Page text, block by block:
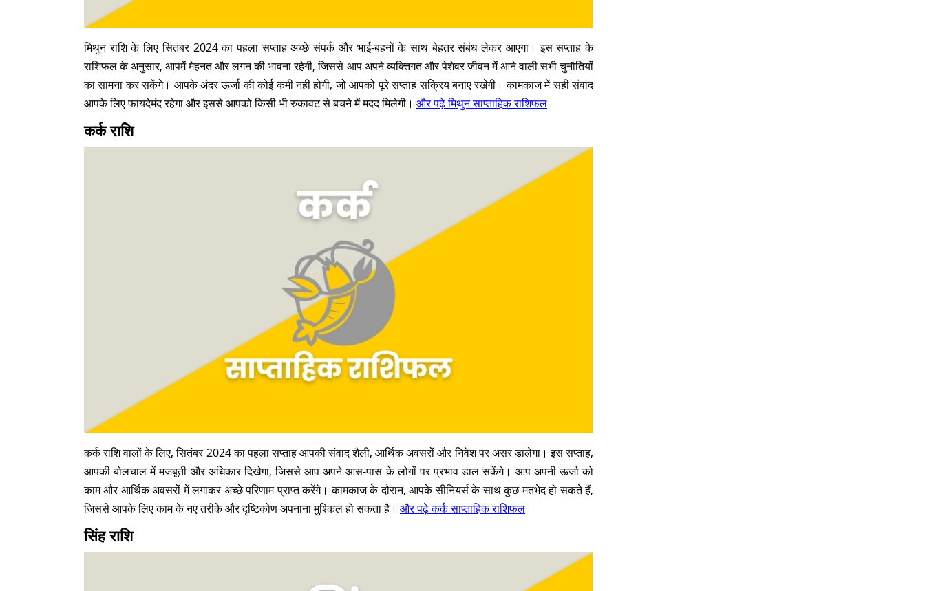
मिथुन राशि के लिए सितंबर 2024 का पहला सप्ताह अच्छे संपर्क और भाई-बहनों के साथ बेहतर संबंध लेकर आएगा। इस सप्ताह के
राशिफल के अनुसार, आपमें मेहनत और लगन की भावना रहेगी, जिससे आप अपने व्यक्तिगत और पेशेवर जीवन में आने वाली सभी चुनौतियों
का सामना कर सकेंगे। आपके अंदर ऊर्जा की कोई कमी नहीं होगी, जो आपको पूरे सप्ताह सक्रिय बनाए रखेगी। कामकाज में सही संवाद
आपके लिए फायदेमंद रहेगा और इससे आपको किसी भी रुकावट से बचने में मदद मिलेगी। और पढ़े मिथुन साप्ताहिक राशिफल
कर्क राशि
कर्क राशि वालों के लिए, सितंबर 2024 का पहला सप्ताह आपकी संवाद शैली, आर्थिक अवसरों और निवेश पर असर डालेगा। इस सप्ताह,
आपकी बोलचाल में मजबूती और अधिकार दिखेगा, जिससे आप अपने आस-पास के लोगों पर प्रभाव डाल सकेंगे। आप अपनी ऊर्जा को
काम और आर्थिक अवसरों में लगाकर अच्छे परिणाम प्राप्त करेंगे। कामकाज के दौरान, आपके सीनियर्स के साथ कुछ मतभेद हो सकते हैं,
जिससे आपके लिए काम के नए तरीके और दृष्टिकोण अपनाना मुश्किल हो सकता है। और पढ़े कर्क साप्ताहिक राशिफल
सिंह राशि